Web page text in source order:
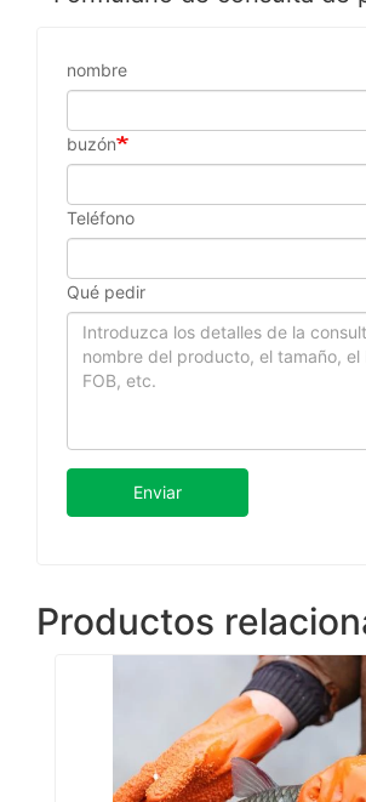
nombre
buzón
Teléfono
Qué pedir
Enviar
Productos